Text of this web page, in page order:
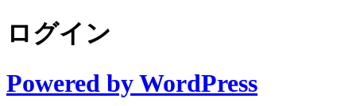
ログイン
Powered by WordPress